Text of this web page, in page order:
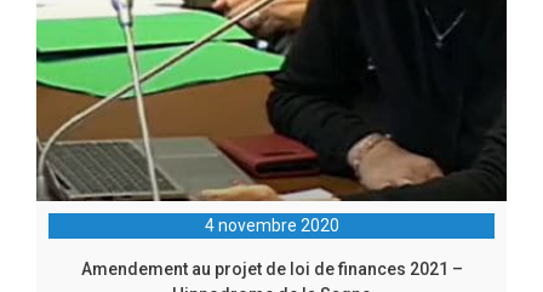
4 novembre 2020
Amendement au projet de loi de finances 2021 –